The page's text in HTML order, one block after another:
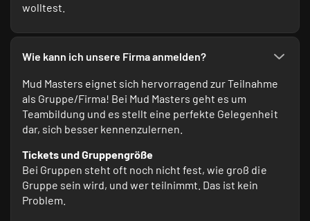
wolltest.
Wie kann ich unsere Firma anmelden?
Mud Masters eignet sich hervorragend zur Teilnahme
als Gruppe/Firma! Bei Mud Masters geht es um
Teambildung und es stellt eine perfekte Gelegenheit
dar, sich besser kennenzulernen.
Tickets und Gruppengröße
Bei Gruppen steht oft noch nicht fest, wie groß die
Gruppe sein wird, und wer teilnimmt. Das ist kein
Problem.